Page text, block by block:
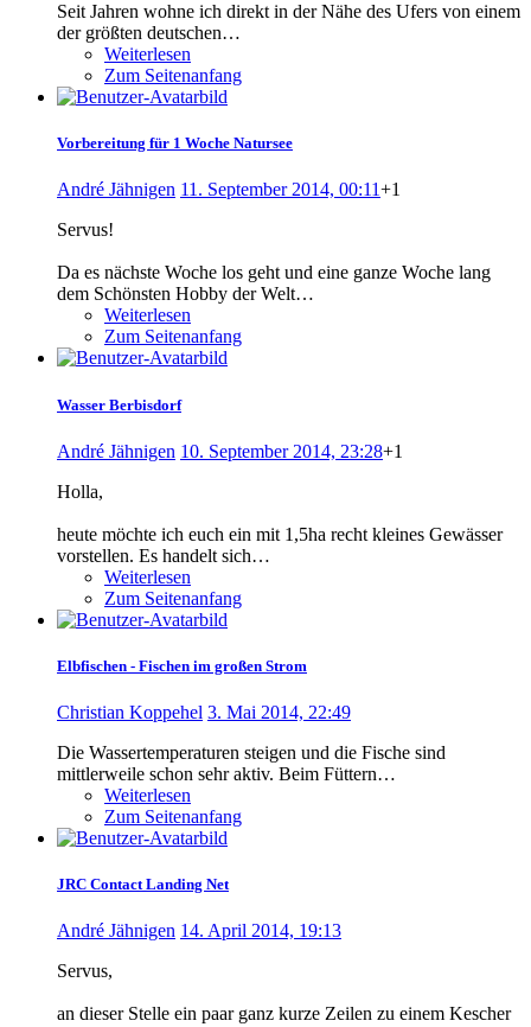
Seit Jahren wohne ich direkt in der Nähe des Ufers von einem
der größten deutschen…
Weiterlesen
Zum Seitenanfang
Vorbereitung für 1 Woche Natursee
André Jähnigen 11. September 2014, 00:11+1
Servus!
Da es nächste Woche los geht und eine ganze Woche lang
dem Schönsten Hobby der Welt…
Weiterlesen
Zum Seitenanfang
Wasser Berbisdorf
André Jähnigen 10. September 2014, 23:28+1
Holla,
heute möchte ich euch ein mit 1,5ha recht kleines Gewässer
vorstellen. Es handelt sich…
Weiterlesen
Zum Seitenanfang
Elbfischen - Fischen im großen Strom
Christian Koppehel 3. Mai 2014, 22:49
Die Wassertemperaturen steigen und die Fische sind
mittlerweile schon sehr aktiv. Beim Füttern…
Weiterlesen
Zum Seitenanfang
JRC Contact Landing Net
André Jähnigen 14. April 2014, 19:13
Servus,
an dieser Stelle ein paar ganz kurze Zeilen zu einem Kescher